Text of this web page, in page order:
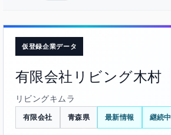
仮登録企業データ
有限会社リビング木村
リビングキムラ
有限会社 青森県 最新情報 継続中